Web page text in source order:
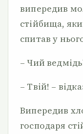
випередив
стійбища,
спитав у
– Чий
– Твій! –
Випередив
господаря